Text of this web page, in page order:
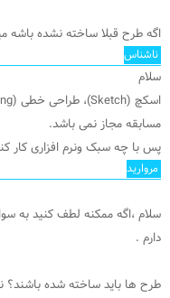
اگه طرح قبلا ساخته نشده باشه
ناشناس
سلام
مسابقه مجاز نمی باشد.
پس با چه سبک ونرم افزاری کار
مروارید
سلام ،اگه ممکنه لطف کنید به
دارم .
طرح ها باید ساخته شده